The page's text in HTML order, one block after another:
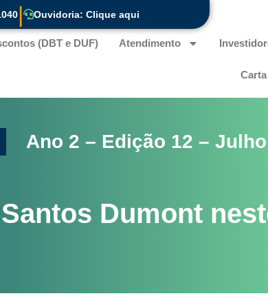
| Ouvidoria: Clique aqui
(DBT e DUF) Atendimento
Ano 2 – Edição 12 –
Dumont